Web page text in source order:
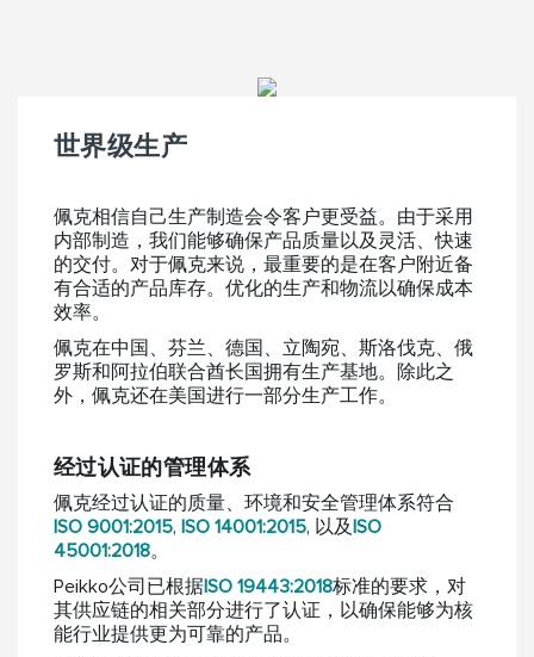
世界级生产
佩克相信自己生产制造会令客户更受益。由于采用
内部制造，我们能够确保产品质量以及灵活、快速
的交付。对于佩克来说，最重要的是在客户附近备
有合适的产品库存。优化的生产和物流以确保成本
效率。
佩克在中国、芬兰、德国、立陶宛、斯洛伐克、俄
罗斯和阿拉伯联合酋长国拥有生产基地。除此之
外，佩克还在美国进行一部分生产工作。
经过认证的管理体系
佩克经过认证的质量、环境和安全管理体系符合
ISO 9001:2015, ISO 14001:2015, 以及ISO
45001:2018。
Peikko公司已根据ISO 19443:2018标准的要求，对
其供应链的相关部分进行了认证，以确保能够为核
能行业提供更为可靠的产品。